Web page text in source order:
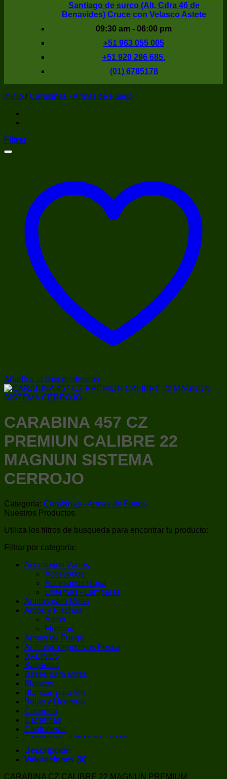
Santiago de surco (Alt. Cdra 46 de
Benavides) Cruce con Velasco Astete
09:30 am - 06:00 pm
+51 963 055 005
+51 920 296 685.
(01) 6785178
Inicio / Carabinas - Armas de Fuego
Filtrar
Añadir a la lista de deseos
CARABINA 457 CZ
PREMIUN CALIBRE 22
MAGNUN SISTEMA
CERROJO
Categoría: Carabinas - Armas de Fuego
Nuestros Productos
Utiliza los filtros de busqueda para encontrar tu producto:
Filtrar por categoría:
Accesorios Varios
Accesorios
Accesorios Ropa
Linternas - Lamparas
Anillos para Miras
Arcos y Flechas
Arcos
Flechas
Armas de Fuego
Artículos deportivos Pesca
BALINES
Baquetas
Bases para Miras
Blancos
Blancos para tiro
Botas y Licoreras
Cacerina
Cacerinas
Cantoneras
Carabinas - Armas de Fuego
Carabinas de Aire Comprimido
Cargador de Cacerina
Chalecos / Chest Rigs
Chokes
Descripción
Valoraciones (0)
CARABINA CZ CALIBRE 22 MAGNUN PREMIUM